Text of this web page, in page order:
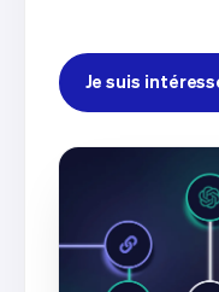
Je suis